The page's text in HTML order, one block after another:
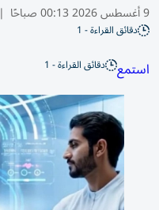
9 أغسطس 2026 00:13 صباحًا |
دقائق القراءة - 1
استمع دقائق القراءة - 1